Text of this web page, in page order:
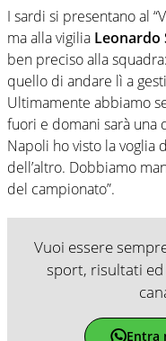
I sardi si presentano al
ma alla vigilia Leonardo
ben preciso alla
quello di andare lì a
Ultimamente abbiamo
fuori e domani sarà una
Napoli ho visto la voglia
dell’altro. Dobbiamo
del campionato”.
Vuoi essere
sport, risultati ed
Entra